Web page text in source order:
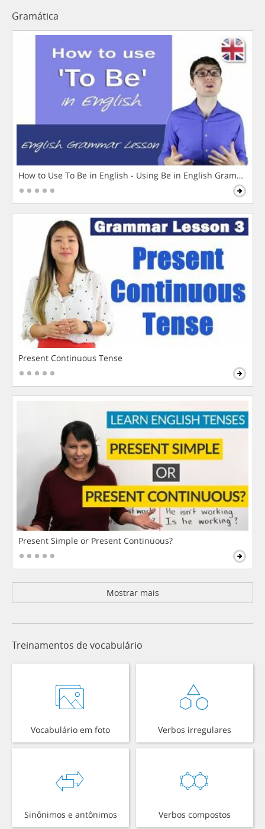
Gramática
How to Use To Be in English - Using Be in English Grammar
Present Continuous Tense
Present Simple or Present Continuous?
Mostrar mais
Treinamentos de vocabulário
Vocabulário em foto Verbos irregulares
Sinônimos e antônimos Verbos compostos